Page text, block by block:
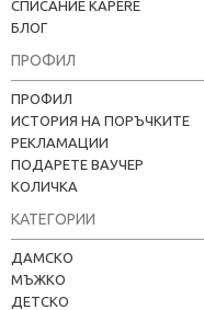
СПИСАНИЕ KAPERE
БЛОГ
ПРОФИЛ
ПРОФИЛ
ИСТОРИЯ НА ПОРЪЧКИТЕ
РЕКЛАМАЦИИ
ПОДАРЕТЕ ВАУЧЕР
КОЛИЧКА
КАТЕГОРИИ
ДАМСКО
МЪЖКО
ДЕТСКО
Kapere.com